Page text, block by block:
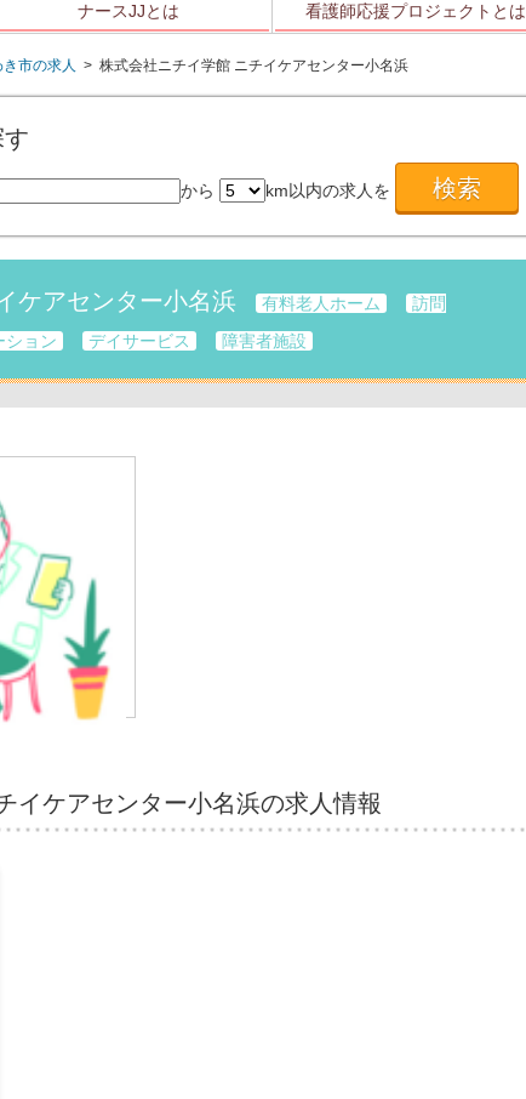
ナースJJとは 看護師応援プロジェクトとは
き市の求人 > 株式会社ニチイ学館 ニチイケアセンター小名浜
から km以内の求人を
ケアセンター小名浜 有料老人ホーム
訪問
ション
デイサービス 障害者施設
イケアセンター小名浜の求人情報